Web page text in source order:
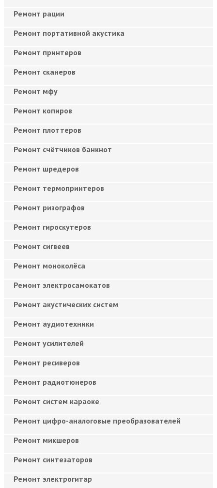
Ремонт рации
Ремонт портативной акустика
Ремонт принтеров
Ремонт сканеров
Ремонт мфу
Ремонт копиров
Ремонт плоттеров
Ремонт счётчиков банкнот
Ремонт шредеров
Ремонт термопринтеров
Ремонт ризографов
Ремонт гироскутеров
Ремонт сигвеев
Ремонт моноколёса
Ремонт электросамокатов
Ремонт акустических систем
Ремонт аудиотехники
Ремонт усилителей
Ремонт ресиверов
Ремонт радиотюнеров
Ремонт систем караоке
Ремонт цифро-аналоговые преобразователей
Ремонт микшеров
Ремонт синтезаторов
Ремонт электрогитар